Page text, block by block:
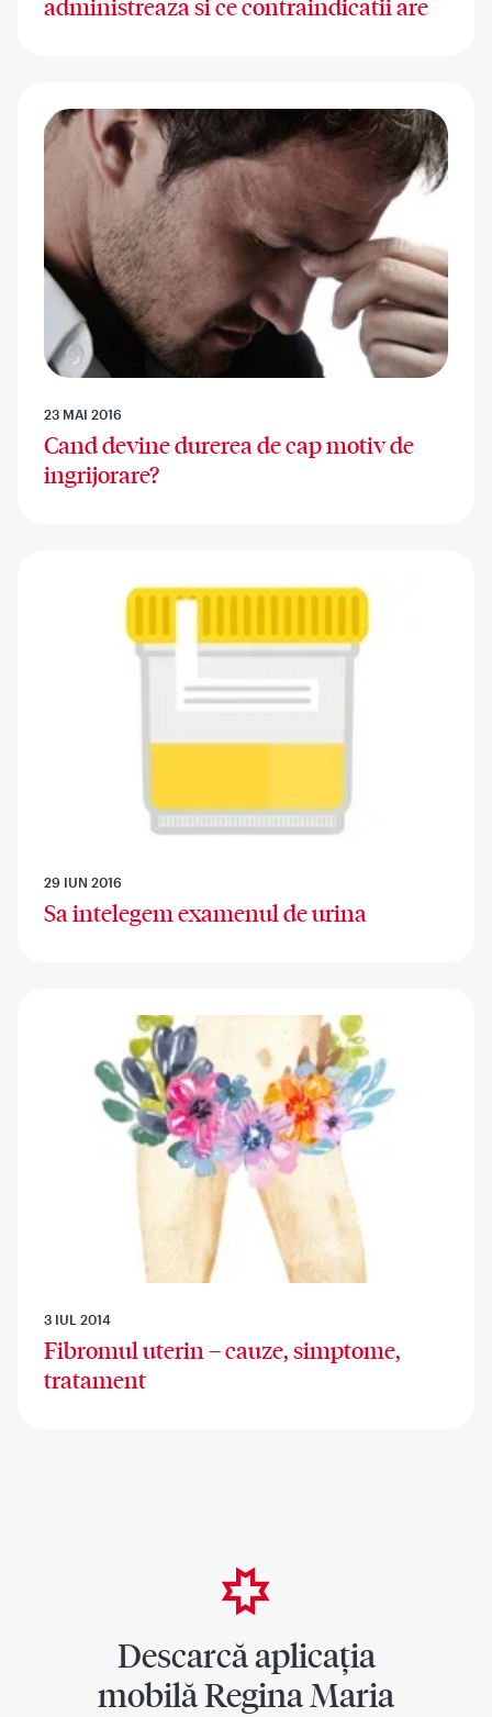
administreaza si ce contraindicatii are
23 MAI 2016
Cand devine durerea de cap motiv de
ingrijorare?
29 IUN 2016
Sa intelegem examenul de urina
3 IUL 2014
Fibromul uterin – cauze, simptome,
tratament
Descarcă aplicația
mobilă Regina Maria